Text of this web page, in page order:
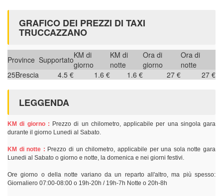
GRAFICO DEI PREZZI DI TAXI
TRUCCAZZANO
Province SupportatoKM di
giorno
KM di
notte
Ora di
giorno
Ora di
notte
25Brescia 4.5 € 1.6 € 1.6 € 27 € 27 €
LEGGENDA
KM di giorno : Prezzo di un chilometro, applicabile per una singola gara
durante il giorno Lunedi al Sabato.
KM di notte : Prezzo di un chilometro, applicabile per una sola notte gara
Lunedi al Sabato o giorno e notte, la domenica e nei giorni festivi.
Ore giorno o della notte variano da un reparto all'altro, ma più spesso:
Giornaliero 07:00-08:00 o 19h-20h / 19h-7h Notte o 20h-8h